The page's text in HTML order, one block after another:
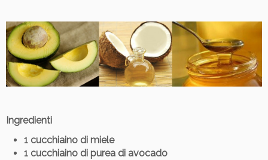
Ingredienti
1 cucchiaino di miele
1 cucchiaino di purea di avocado